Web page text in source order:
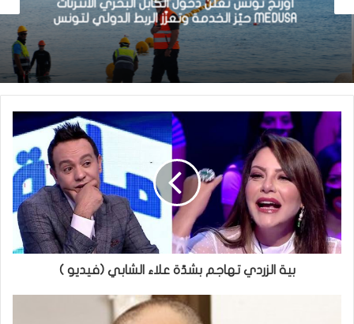
أورنج تونس تعلن دخول الكابل البحري الانترنات
MEDUSA حيّز الخدمة وتعزّز الربط الدولي لتونس
بية الزردي تهاجم بشدّة علاء الشابي (فيديو )